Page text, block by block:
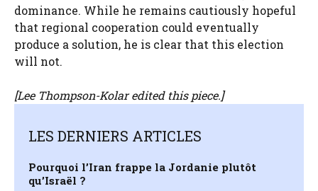
dominance. While he remains cautiously hopeful
that regional cooperation could eventually
produce a solution, he is clear that this election
will not.
[Lee Thompson-Kolaredited this piece.]
LES DERNIERS ARTICLES
Pourquoi l’Iran frappe la Jordanie plutôt
qu’Israël ?